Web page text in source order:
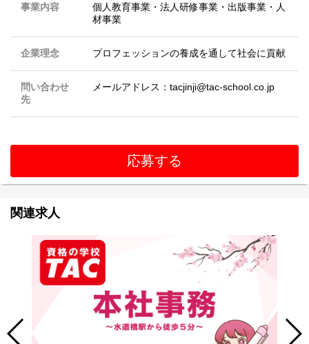
事業内容
個人教育事業・法人研修事業・出版事業・人
材事業
企業理念 プロフェッションの養成を通して社会に貢献
問い合わせ
先
メールアドレス：tacjinji@tac-school.co.jp
応募する
関連求人